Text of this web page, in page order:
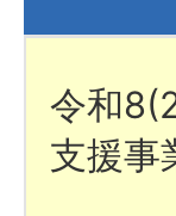
令和
支援事